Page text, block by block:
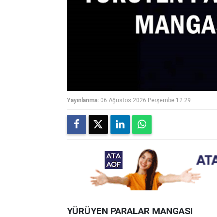
Yayınlanma: 06 Ağustos 2026 Perşembe 12:29
YÜRÜYEN PARALAR MANGASI